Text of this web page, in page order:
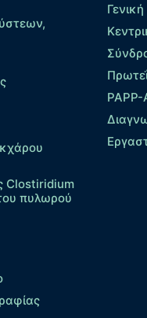
Clostiridium
πυλωρού